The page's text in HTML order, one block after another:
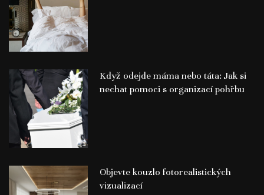
Když odejde máma nebo táta: Jak si
nechat pomoci s organizací pohřbu
Objevte kouzlo fotorealistických
vizualizací